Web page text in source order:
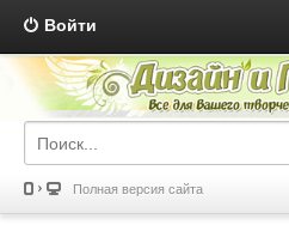
Войти
Полная версия сайта